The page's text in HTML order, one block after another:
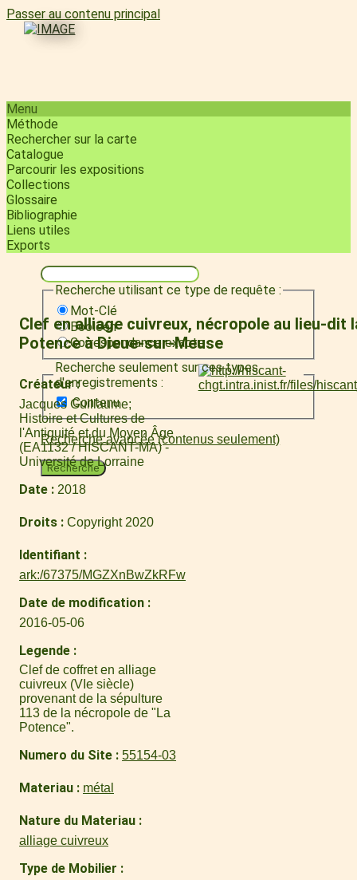
Passer au contenu principal
Menu
Méthode
Rechercher sur la carte
Catalogue
Parcourir les expositions
Collections
Glossaire
Bibliographie
Liens utiles
Exports
Recherche utilisant ce type de requête :
Mot-Clé
Booléen
Correspondance exacte
Recherche seulement sur ces types
d'enregistrements :
Contenu
Recherche avancée (contenus seulement)
Recherche
Clef en alliage cuivreux, nécropole au lieu-dit
Potence à Dieue-sur-Meuse
Créateur
Jacques Guillaume
Histoire et Cultures de
l'Antiquité et du Moyen Âge
(EA1132 / HISCANT-MA) -
Université de Lorraine
Date 2018
Droits Copyright 2020
Identifiant
ark:/67375/MGZXnBwZkRFw
Date de modification
2016-05-06
Legende
Clef de coffret en alliage
cuivreux (VIe siècle)
provenant de la sépulture
113 de la nécropole de "La
Potence".
Numero du Site 55154-03
Materiau métal
Nature du Materiau
alliage cuivreux
Type de Mobilier